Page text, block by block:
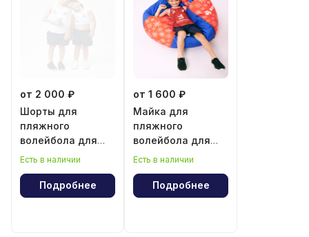
от 2 000 ₽
Шорты для
пляжного
волейбола для
мальчика и
Есть в наличии
Подробнее
от 1 600 ₽
Майка для
пляжного
волейбола для
мальчика
Есть в наличии
Подробнее